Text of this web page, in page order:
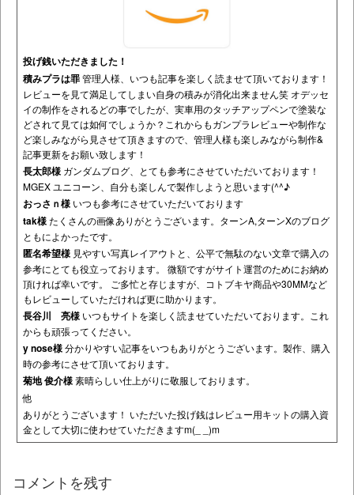
投げ銭いただきました！
積みプラは罪管理人様、いつも記事を楽しく読ませて頂いております！
レビューを見て満足してしまい自身の積みが消化出来ません笑 オデッセ
イの制作をされるどの事でしたが、実車用のタッチアップペンで塗装な
どされて見ては如何でしょうか？これからもガンプラレビューや制作な
ど楽しみながら見させて頂きますので、管理人様も楽しみながら制作&
記事更新をお願い致します！
長太郎様 ガンダムブログ、とても参考にさせていただいております！
MGEX ユニコーン、自分も楽しんで製作しようと思います(^^♪
おっさｎ様 いつも参考にさせていただいております
tak様たくさんの画像ありがとうございます。ターンA,ターンXのブログ
ともによかったです。
匿名希望様 見やすい写真レイアウトと、公平で無駄のない文章で購入の
参考にとても役立っております。 微額ですがサイト運営のためにお納め
頂ければ幸いです。 ご多忙と存じますが、コトブキヤ商品や30MMなど
もレビューしていただければ更に助かります。
長谷川 亮様 いつもサイトを楽しく読ませていただいております。これ
からも頑張ってください。
y nose様分かりやすい記事をいつもありがとうございます。製作、購入
時の参考にさせて頂いております。
菊地 俊介様素晴らしい仕上がりに敬服しております。
他
ありがとうございます！ いただいた投げ銭はレビュー用キットの購入資
金として大切に使わせていただきますm(_ _)m
コメントを残す